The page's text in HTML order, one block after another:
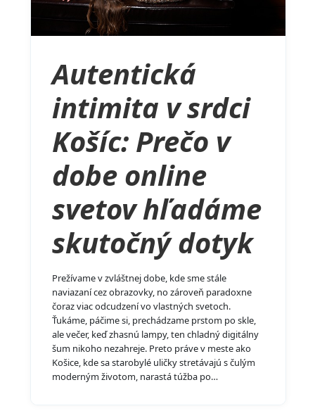
Autentická
intimita v srdci
Košíc: Prečo v
dobe online
svetov hľadáme
skutočný dotyk
Prežívame v zvláštnej dobe, kde sme stále
naviazaní cez obrazovky, no zároveň paradoxne
čoraz viac odcudzení vo vlastných svetoch.
Ťukáme, páčime si, prechádzame prstom po skle,
ale večer, keď zhasnú lampy, ten chladný digitálny
šum nikoho nezahreje. Preto práve v meste ako
Košice, kde sa starobylé uličky stretávajú s čulým
moderným životom, narastá túžba po…